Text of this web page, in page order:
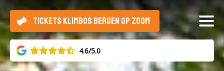
4.6/5.0
TICKETS KLIMBOS BERGEN OP ZOOM